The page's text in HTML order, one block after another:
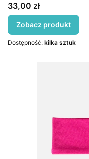
Cena
33,00 zł
Zobacz produkt
Dostępność: kilka sztuk